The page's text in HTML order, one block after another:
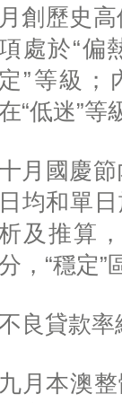
月創歷史
處於“偏
定”等級；
“低迷”
月國慶
日均和單
及推算
，“穩定”
良貸款率
九月本澳